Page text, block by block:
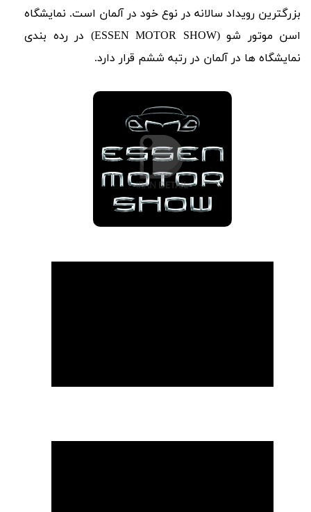
بزرگترین رویداد سالانه در نوع خود در آلمان است. نمایشگاه
اسن موتور شو (ESSEN MOTOR SHOW) در رده بندی
نمایشگاه ها در آلمان در رتبه ششم قرار دارد.